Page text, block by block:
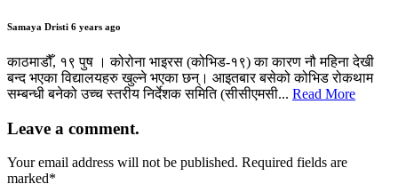
Samaya Dristi 6 years ago
काठमाडौँ, १९ पुष । कोरोना भाइरस (कोभिड-१९) का कारण नौ महिना देखी
बन्द भएका विद्यालयहरु खुल्ने भएका छन्। आइतबार बसेको कोभिड रोकथाम
सम्बन्धी बनेको उच्च स्तरीय निर्देशक समिति (सीसीएमसी... Read More
Leave a comment.
Your email address will not be published. Required fields are
marked*